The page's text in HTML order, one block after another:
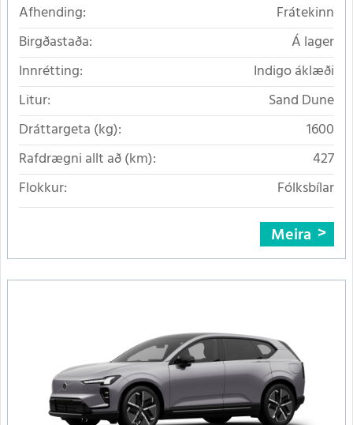
Afhending:
Frátekinn
Birgðastaða:
Á lager
Innrétting:
Indigo áklæði
Litur:
Sand Dune
Dráttargeta (kg):
1600
Rafdrægni allt að (km):
427
Flokkur:
Fólksbílar
Meira